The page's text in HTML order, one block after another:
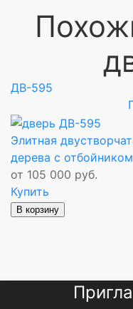
ДВ-595
Элитная
дерева с отбойником
от 105 000 руб.
Купить
В корзину